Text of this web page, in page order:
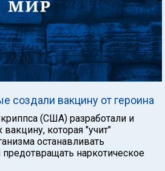
создали вакцину от героина
(США) разработали и
которая "учит"
останавливать
предотвращать наркотическое